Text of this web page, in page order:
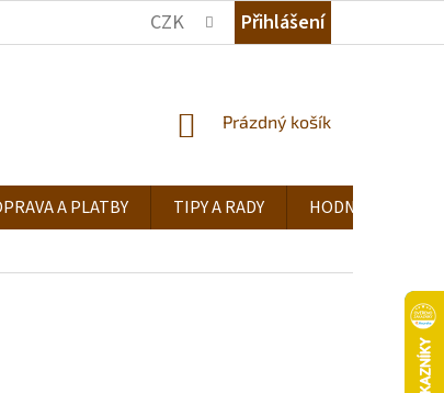
KDE NÁS NAJDETE TIPY A RADY
CZK Přihlášení
NÁKUPNÍ
Prázdný košík
A PLATBY TIPY A RADY HODNOCENÍ